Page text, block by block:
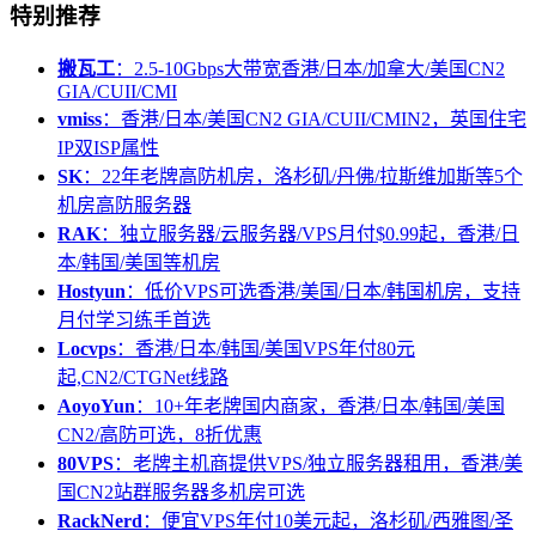
特别推荐
搬瓦工：2.5-10Gbps大带宽香港/日本/加拿大/美国CN2
GIA/CUII/CMI
vmiss：香港/日本/美国CN2 GIA/CUII/CMIN2，英国住宅
IP双ISP属性
SK：22年老牌高防机房，洛杉矶/丹佛/拉斯维加斯等5个
机房高防服务器
RAK：独立服务器/云服务器/VPS月付$0.99起，香港/日
本/韩国/美国等机房
Hostyun ：低价VPS可选香港/美国/日本/韩国机房，支持
月付学习练手首选
Locvps：香港/日本/韩国/美国VPS年付80元
起,CN2/CTGNet线路
AoyoYun ：10+年老牌国内商家，香港/日本/韩国/美国
CN2/高防可选，8折优惠
80VPS：老牌主机商提供VPS/独立服务器租用，香港/美
国CN2站群服务器多机房可选
RackNerd ：便宜VPS年付10美元起，洛杉矶/西雅图/圣